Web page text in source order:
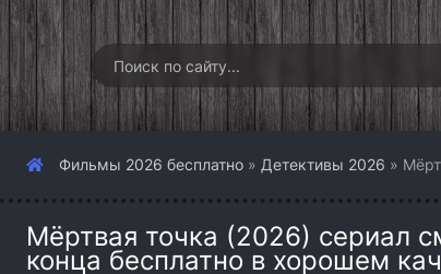
Фильмы 2026 бесплатно » Детективы 2026 »
Мёртвая точка (2026) сериал
конца бесплатно в хорошем